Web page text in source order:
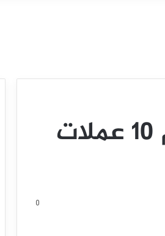
بفضل دونالد ترامب ..إليك أهم 10 عملات
0